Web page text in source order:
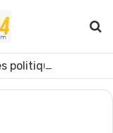
politiques